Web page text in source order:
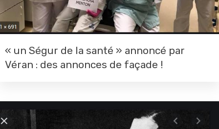
« un Ségur de la santé » annoncé par
Véran : des annonces de façade !